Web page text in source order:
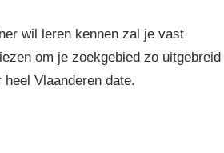
wil leren kennen zal je vast
om je zoekgebied zo uitgebreid
Vlaanderen date.